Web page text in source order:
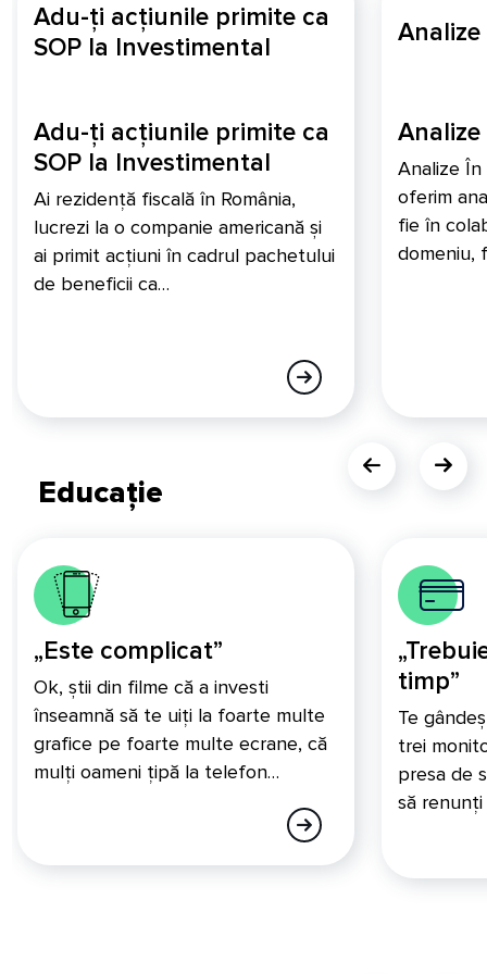
Adu-ți acțiunile primite ca
SOP la Investimental
Adu-ți acțiunile primite ca
SOP la Investimental
Ai rezidență fiscală în România,
lucrezi la o companie americană și
ai primit acțiuni în cadrul pachetului
de beneficii ca…
Analize
Analize
Analize
oferim
fie în
domeniu,
Educație
„Este complicat”
Ok, știi din filme că a investi
înseamnă să te uiți la foarte multe
grafice pe foarte multe ecrane, că
mulți oameni țipă la telefon…
timp”
Te
trei
presa de
să